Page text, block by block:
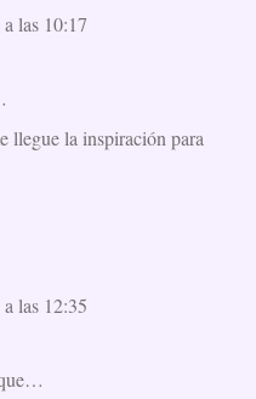
las 10:17
llegue la inspiración para
las 12:35